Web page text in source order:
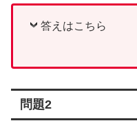
答えはこちら
問題2